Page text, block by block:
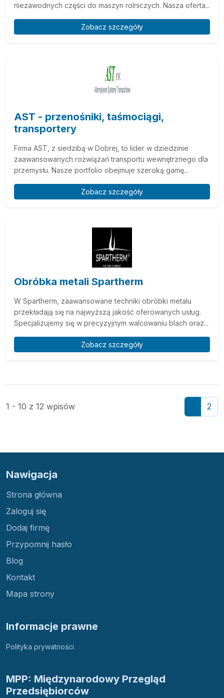
niezawodnych części do maszyn rolniczych. Nasza oferta...
Zobacz szczegóły
AST - przenośniki, taśmociągi,
transportery
Firma AST, z siedzibą w Dobrej, to lider w dziedzinie
zaawansowanych rozwiązań transportu wewnętrznego dla
przemysłu. Nasze portfolio obejmuje szeroką gamę...
Zobacz szczegóły
Obróbka metali Spartherm
W Spartherm, zaawansowane techniki obróbki metalu
przekładają się na najwyższą jakość oferowanych usług.
Specjalizujemy się w precyzyjnym walcowaniu blach oraz...
Zobacz szczegóły
1 - 10 z 12 wpisów 2
Nawigacja
Strona główna
Zaloguj się
Dodaj firmę
Przypomnij hasło
Blog
Kontakt
Mapa strony
Informacje prawne
Polityka prywatności
MPP: Międzynarodowy Przegląd
Przedsiębiorców